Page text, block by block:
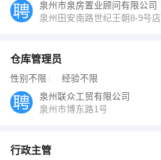
泉州市泉房置业顾问有限公司
泉州田安南路世纪王朝8-9号店
仓库管理员
性别不限 经验不限
泉州联众工贸有限公司
泉州市博东路1号
行政主管